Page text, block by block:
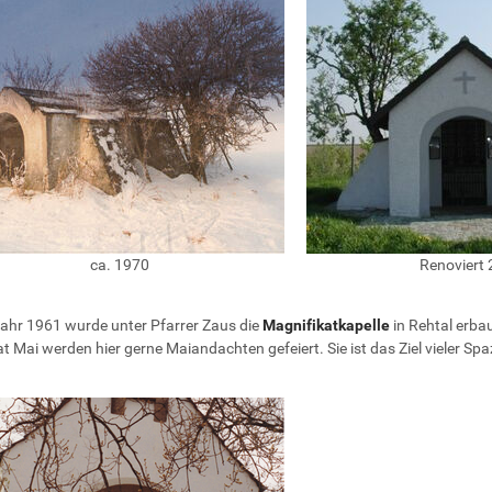
ca. 1970 Renoviert
1961 wurde unter Pfarrer Zaus dieMagnifikatkapelle in Rehtal
Mai werden hier gerne Maiandachten gefeiert. Sie ist das Ziel vieler